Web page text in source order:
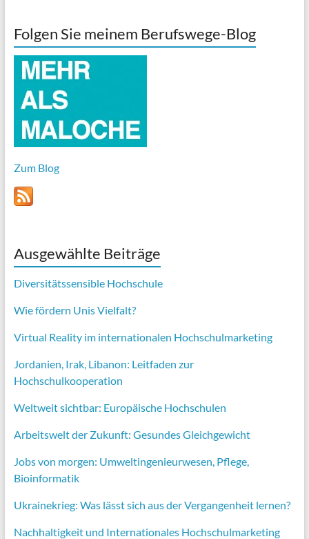
Folgen Sie meinem Berufswege-Blog
Zum Blog
Ausgewählte Beiträge
Diversitätssensible Hochschule
Wie fördern Unis Vielfalt?
Virtual Reality im internationalen Hochschulmarketing
Jordanien, Irak, Libanon: Leitfaden zur
Hochschulkooperation
Weltweit sichtbar: Europäische Hochschulen
Arbeitswelt der Zukunft: Gesundes Gleichgewicht
Jobs von morgen: Umweltingenieurwesen, Pflege,
Bioinformatik
Ukrainekrieg: Was lässt sich aus der Vergangenheit lernen?
Nachhaltigkeit und Internationales Hochschulmarketing